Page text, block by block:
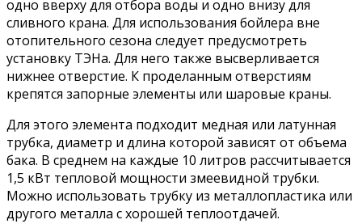
одно вверху для отбора воды и одно внизу для
сливного крана. Для использования бойлера вне
отопительного сезона следует предусмотреть
установку ТЭНа. Для него также высверливается
нижнее отверстие. К проделанным отверстиям
крепятся запорные элементы или шаровые краны.
Для этого элемента подходит медная или латунная
трубка, диаметр и длина которой зависят от объема
бака. В среднем на каждые 10 литров рассчитывается
1,5 кВт тепловой мощности змеевидной трубки.
Можно использовать трубку из металлопластика или
другого металла с хорошей теплоотдачей.